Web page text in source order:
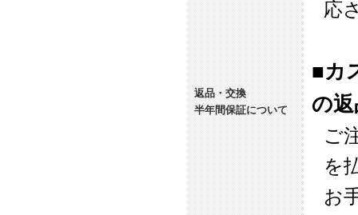
返品・交換
半年間保証について
応
■カ
の
ご
を
お